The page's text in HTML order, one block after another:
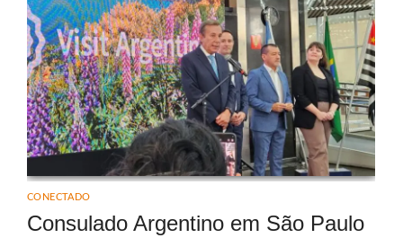
CONECTADO
Consulado Argentino em São Paulo